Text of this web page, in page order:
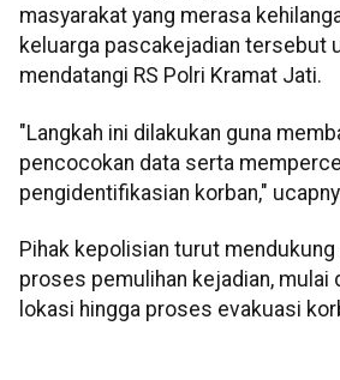
masyarakat yang merasa
keluarga pascakejadian tersebut
mendatangi RS Polri Kramat Jati.
"Langkah ini dilakukan guna
pencocokan data serta
pengidentifikasian korban,"
Pihak kepolisian turut
proses pemulihan kejadian, mulai
lokasi hingga proses evakuasi